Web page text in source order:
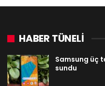
HABER TÜNELİ
Samsung üç
sundu